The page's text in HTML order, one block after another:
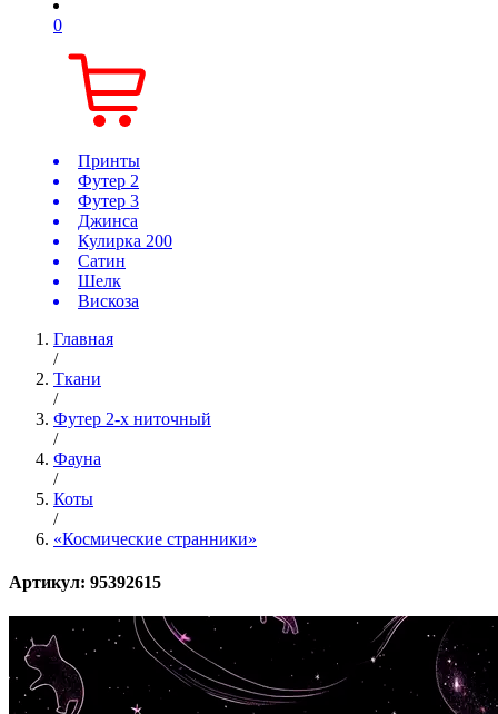
0
Принты
Футер 2
Футер 3
Джинса
Кулирка 200
Сатин
Шелк
Вискоза
Главная
/
Ткани
/
Футер 2-х ниточный
/
Фауна
/
Коты
/
«Космические странники»
Артикул: 95392615